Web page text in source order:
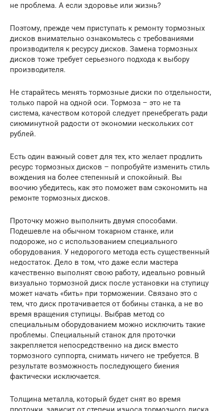
не проблема. А если здоровье или жизнь?
Поэтому, прежде чем приступать к ремонту тормозных
дисков внимательно ознакомьтесь с требованиями
производителя к ресурсу дисков. Замена тормозных
дисков тоже требует серьезного подхода к выбору
производителя.
Не старайтесь менять тормозные диски по отдельности,
только парой на одной оси. Тормоза – это не та
система, качеством которой следует пренебрегать ради
сиюминутной радости от экономии нескольких сот
рублей.
Есть один важный совет для тех, кто желает продлить
ресурс тормозных дисков – попробуйте изменить стиль
вождения на более степенный и спокойный. Вы
воочию убедитесь, как это поможет вам сэкономить на
ремонте тормозных дисков.
Проточку можно выполнить двумя способами.
Подешевле на обычном токарном станке, или
подороже, но с использованием специального
оборудования. У недорогого метода есть существенный
недостаток. Дело в том, что даже если мастера
качественно выполнят свою работу, идеально ровный
визуально тормозной диск после установки на ступицу
может начать «бить» при торможении. Связано это с
тем, что диск протачивается от бобины станка, а не во
время вращения ступицы. Выбрав метод со
специальным оборудованием можно исключить такие
проблемы. Специальный станок для проточки
закрепляется непосредственно на диск вместо
тормозного суппорта, снимать ничего не требуется. В
результате возможность последующего биения
фактически исключается.
Толщина металла, который будет снят во время